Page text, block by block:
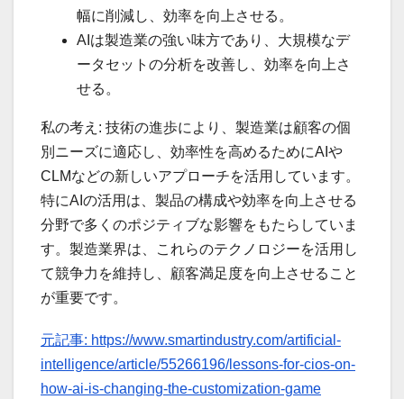
幅に削減し、効率を向上させる。
AIは製造業の強い味方であり、大規模なデ
ータセットの分析を改善し、効率を向上さ
せる。
私の考え: 技術の進歩により、製造業は顧客の個
別ニーズに適応し、効率性を高めるためにAIや
CLMなどの新しいアプローチを活用しています。
特にAIの活用は、製品の構成や効率を向上させる
分野で多くのポジティブな影響をもたらしていま
す。製造業界は、これらのテクノロジーを活用し
て競争力を維持し、顧客満足度を向上させること
が重要です。
元記事: https://www.smartindustry.com/artificial-
intelligence/article/55266196/lessons-for-cios-on-
how-ai-is-changing-the-customization-game